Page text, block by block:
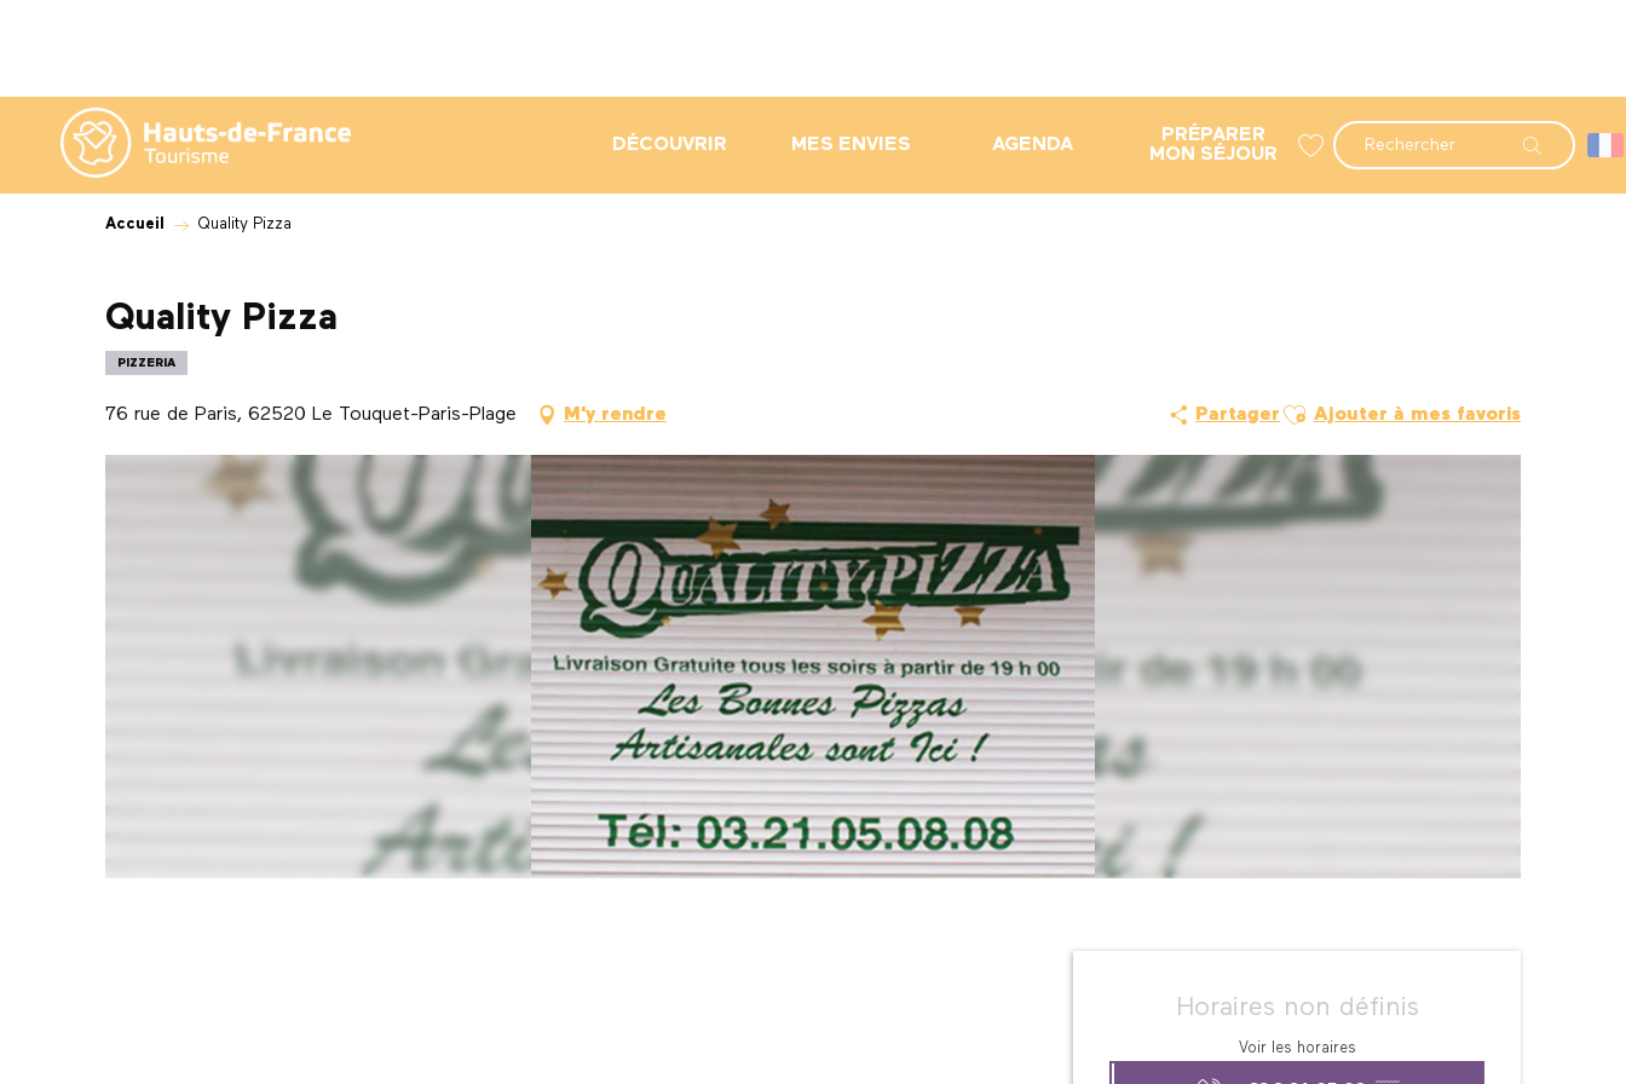
contenu
principal
Recherche
DÉCOUVRIR MES ENVIES AGENDA
PRÉPARER
MON SÉJOUR
Accueil Quality Pizza
Quality Pizza
PIZZERIA
76 rue de Paris, 62520 Le Touquet-Paris-Plage M'y rendre Partager Ajouter aux favoris
Ajouter à mes favoris
Ouverture et
Horaires non définis
Voir les horaires